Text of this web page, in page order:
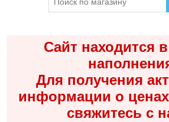
Сайт находится
Для получения
информации о ценах
свяжитесь с